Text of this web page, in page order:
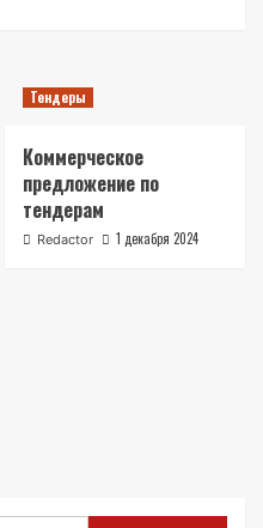
Тендеры
Коммерческое
предложение по
тендерам
Redactor
1 декабря 2024